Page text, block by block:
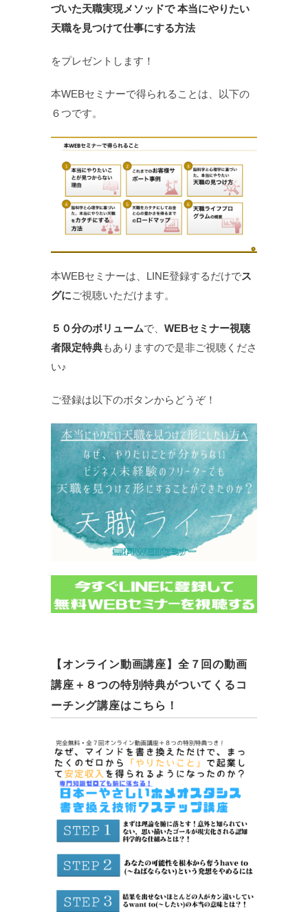
づいた天職実現メソッドで 本当にやりたい
天職を見つけて仕事にする方法
をプレゼントします！
本WEBセミナーで得られることは、以下の
６つです。
本WEBセミナーは、LINE登録するだけでス
グにご視聴いただけます。
５０分のボリュームで、 WEBセミナー視聴
者限定特典もありますので是非ご視聴くださ
い♪
ご登録は以下のボタンからどうぞ！
【オンライン動画講座】全７回の動画
講座＋８つの特別特典がついてくるコ
ーチング講座はこちら！